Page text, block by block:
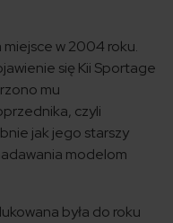
miejsce w 2004 roku.
się Kii Sportage
mu
czyli
jak jego starszy
modelom
była do roku